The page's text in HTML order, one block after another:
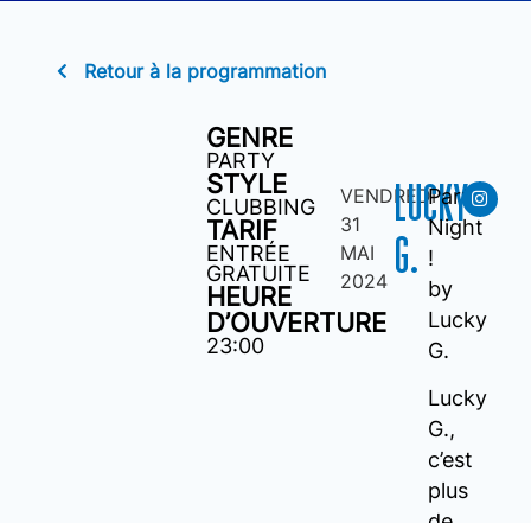
Retour à la programmation
GENRE
PARTY
STYLE
CLUBBING
TARIF
ENTRÉE
GRATUITE
HEURE
D’OUVERTURE
23:00
VENDREDI
31
MAI
2024
LUCKY
G.
Party
Night
!
by
Lucky
G.
Lucky
G.,
c’est
plus